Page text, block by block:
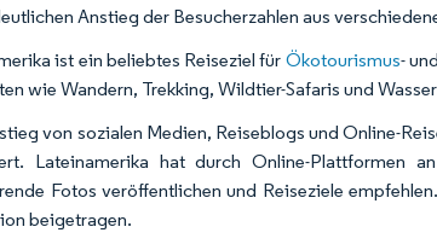
Anstieg der Besucherzahlen aus
ist ein beliebtes Reiseziel für Ökotourismus-
wie Wandern, Trekking, Wildtier-Safaris und
von sozialen Medien, Reiseblogs und Online-
Lateinamerika hat durch Online-Plattformen
Fotos veröffentlichen und Reiseziele
beigetragen.